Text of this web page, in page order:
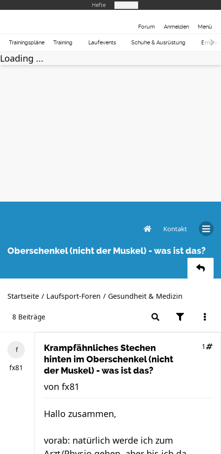
Hefte
Forum Anmelden Menü
Trainingspläne Training Laufevents Schuhe & Ausrüstung
Loading ...
Kontakt
Oberschenkel (nicht der Muskel) - was ist das?
Startseite Laufsport-Foren Gesundheit & Medizin
8 Beiträge
fx81
Krampfähnliches Stechen
hinten im Oberschenkel (nicht
der Muskel) - was ist das?
1
von fx81
Hallo zusammen,
vorab: natürlich werde ich zum